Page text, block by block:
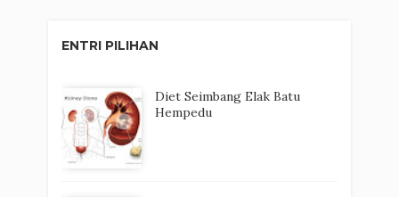
ENTRI PILIHAN
Diet Seimbang Elak Batu
Hempedu